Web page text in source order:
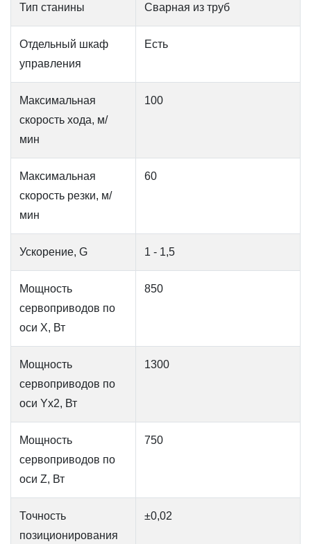
Тип станины Сварная из труб
Отдельный шкаф
управления
Есть
Максимальная
скорость хода, м/
мин
100
Максимальная
скорость резки, м/
мин
60
Ускорение, G 1 - 1,5
Мощность
сервоприводов по
оси X, Вт
850
Мощность
сервоприводов по
оси Yх2, Вт
1300
Мощность
сервоприводов по
оси Z, Вт
750
Точность
позиционирования
±0,02